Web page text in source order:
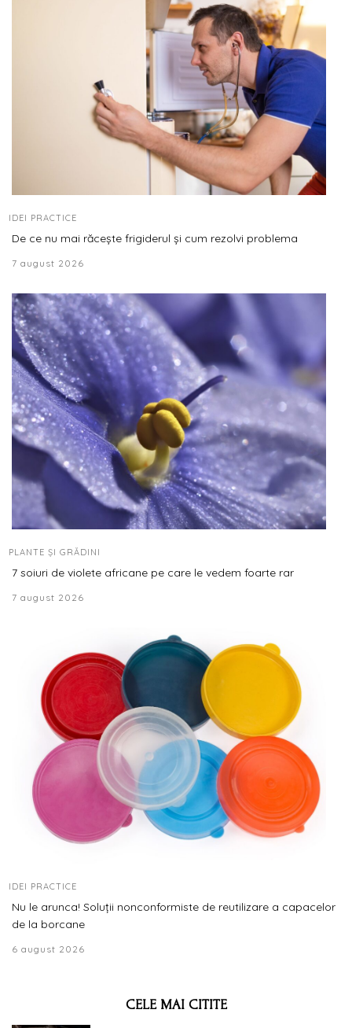
IDEI PRACTICE
De ce nu mai răcește frigiderul și cum rezolvi problema
7 august 2026
PLANTE ȘI GRĂDINI
7 soiuri de violete africane pe care le vedem foarte rar
7 august 2026
IDEI PRACTICE
Nu le arunca! Soluții nonconformiste de reutilizare a capacelor
de la borcane
6 august 2026
CELE MAI CITITE